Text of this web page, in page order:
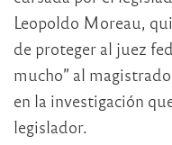
Leopoldo Moreau,
de proteger al juez
mucho” al
en la investigación
legislador.